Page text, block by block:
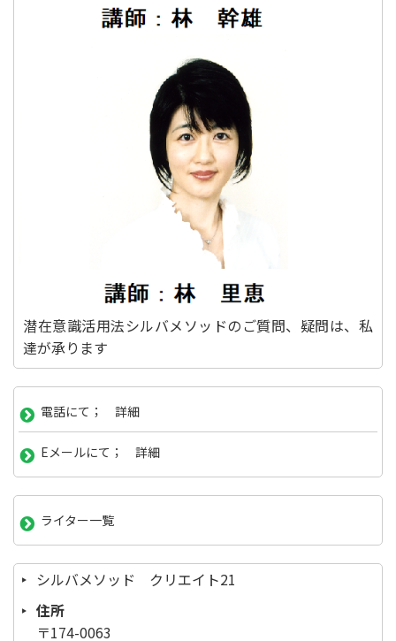
潜在意識活用法シルバメソッドのご質問、疑問は、私
達が承ります
電話にて； 詳細
Eメールにて； 詳細
ライター一覧
シルバメソッド クリエイト21
住所
〒174-0063